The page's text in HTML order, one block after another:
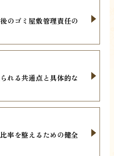
のゴミ屋敷管理責任の
れる共通点と具体的な
率を整えるための健全